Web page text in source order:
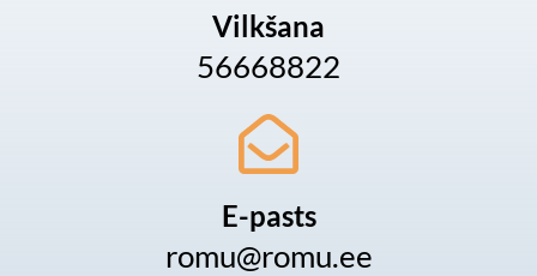
Vilkšana
56668822
E-pasts
romu@romu.ee